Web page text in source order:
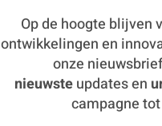
Op de hoogte blijven
ontwikkelingen en
onze
nieuwsteupdates en
campagne